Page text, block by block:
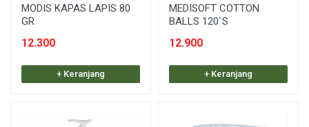
MODIS KAPAS LAPIS 80
GR
12.300
+ Keranjang
MEDISOFT COTTON
BALLS 120`S
12.900
+ Keranjang